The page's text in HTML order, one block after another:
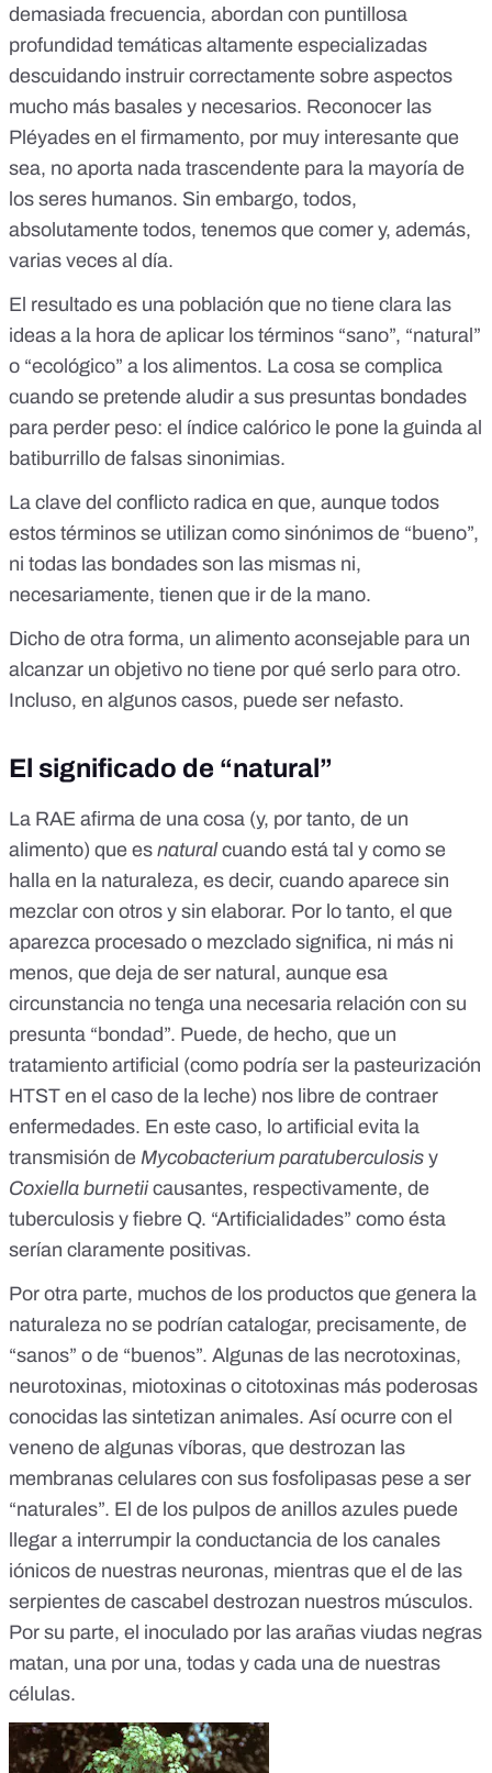
demasiada frecuencia, abordan con puntillosa
profundidad temáticas altamente especializadas
descuidando instruir correctamente sobre aspectos
mucho más basales y necesarios. Reconocer las
Pléyades en el firmamento, por muy interesante que
sea, no aporta nada trascendente para la mayoría de
los seres humanos. Sin embargo, todos,
absolutamente todos, tenemos que comer y, además,
varias veces al día.
El resultado es una población que no tiene clara las
ideas a la hora de aplicar los términos “sano”, “natural”
o “ecológico” a los alimentos. La cosa se complica
cuando se pretende aludir a sus presuntas bondades
para perder peso: el índice calórico le pone la guinda al
batiburrillo de falsas sinonimias.
La clave del conflicto radica en que, aunque todos
estos términos se utilizan como sinónimos de “bueno”,
ni todas las bondades son las mismas ni,
necesariamente, tienen que ir de la mano.
Dicho de otra forma, un alimento aconsejable para un
alcanzar un objetivo no tiene por qué serlo para otro.
Incluso, en algunos casos, puede ser nefasto.
El significado de “natural”
La RAE afirma de una cosa (y, por tanto, de un
alimento) que es naturalcuando está tal y como se
halla en la naturaleza, es decir, cuando aparece sin
mezclar con otros y sin elaborar. Por lo tanto, el que
aparezca procesado o mezclado significa, ni más ni
menos, que deja de ser natural, aunque esa
circunstancia no tenga una necesaria relación con su
presunta “bondad”. Puede, de hecho, que un
tratamiento artificial (como podría ser la pasteurización
HTST en el caso de la leche) nos libre de contraer
enfermedades. En este caso, lo artificial evita la
transmisión de Mycobacterium paratuberculosis y
Coxiella burnetiicausantes, respectivamente, de
tuberculosis y fiebre Q. “Artificialidades” como ésta
serían claramente positivas.
Por otra parte, muchos de los productos que genera la
naturaleza no se podrían catalogar, precisamente, de
“sanos” o de “buenos”. Algunas de las necrotoxinas,
neurotoxinas, miotoxinas o citotoxinas más poderosas
conocidas las sintetizan animales. Así ocurre con el
veneno de algunas víboras, que destrozan las
membranas celulares con sus fosfolipasas pese a ser
“naturales”. El de los pulpos de anillos azules puede
llegar a interrumpir la conductancia de los canales
iónicos de nuestras neuronas, mientras que el de las
serpientes de cascabel destrozan nuestros músculos.
Por su parte, el inoculado por las arañas viudas negras
matan, una por una, todas y cada una de nuestras
células.